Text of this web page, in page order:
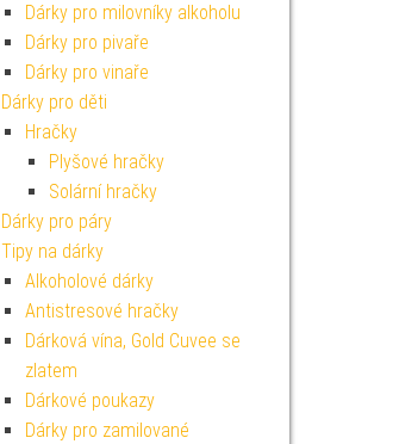
Dárky pro milovníky alkoholu
Dárky pro pivaře
Dárky pro vinaře
Dárky pro děti
Hračky
Plyšové hračky
Solární hračky
Dárky pro páry
Tipy na dárky
Alkoholové dárky
Antistresové hračky
Dárková vína, Gold Cuvee se
zlatem
Dárkové poukazy
Dárky pro zamilované